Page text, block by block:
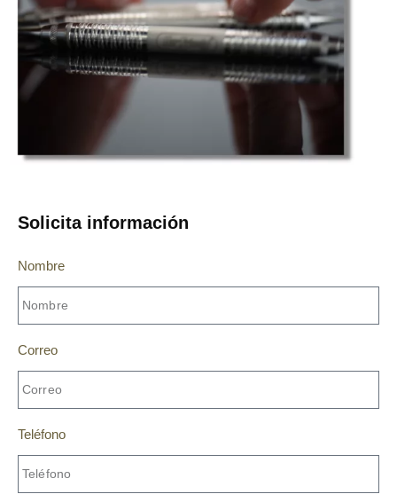
Solicita información
Nombre
Correo
Teléfono